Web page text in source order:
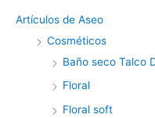
Artículos de Aseo
Cosméticos
Baño seco Talco
Floral
Floral soft